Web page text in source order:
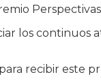
los continuos
recibir este